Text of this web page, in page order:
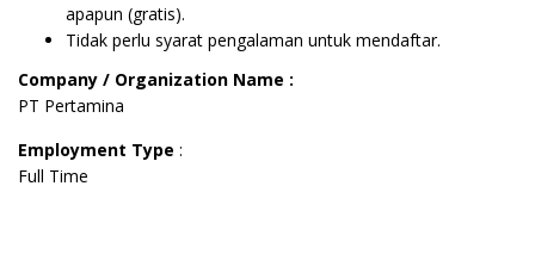
apapun (gratis).
Tidak perlu syarat pengalaman untuk mendaftar.
Company / Organization Name :
PT Pertamina
Employment Type :
Full Time